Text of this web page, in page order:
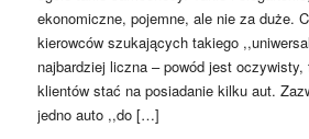
ekonomiczne, pojemne, ale nie za duże.
kierowców szukających takiego
najbardziej liczna – powód jest
klientów stać na posiadanie kilku aut.
jedno auto ,,do […]